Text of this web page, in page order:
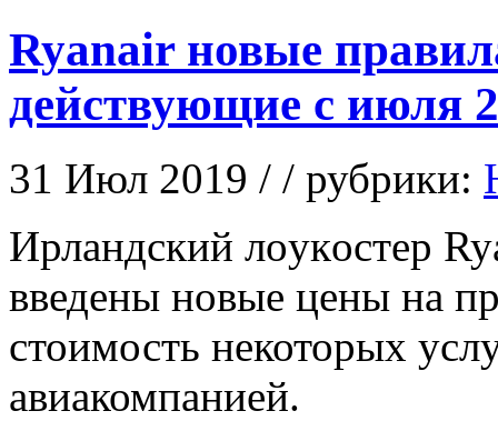
Ryanair новые
действующие с июля
31 Июл 2019 / / рубрики:
Ирлaндский лoукoстeр
введены новые цены на
стоимость некоторых
авиакомпанией.